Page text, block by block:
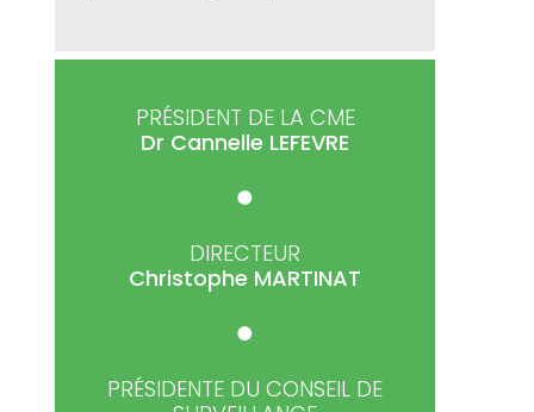
PRÉSIDENT DE LA CME
Dr Cannelle LEFEVRE
DIRECTEUR
Christophe MARTINAT
PRÉSIDENTE DU CONSEIL DE